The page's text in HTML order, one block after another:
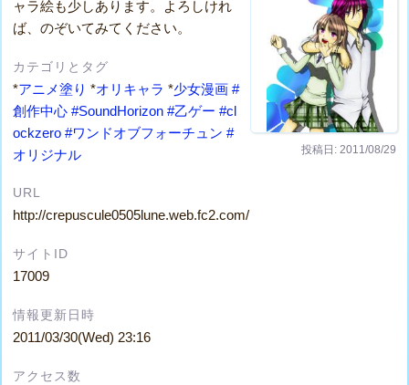
投稿日: 2011/08/29
ャラ絵も少しあります。よろしけれ
ば、のぞいてみてください。
カテゴリとタグ
*アニメ塗り *オリキャラ *少女漫画 #
創作中心 #SoundHorizon #乙ゲー #cl
ockzero #ワンドオブフォーチュン #
オリジナル
URL
http://crepuscule0505lune.web.fc2.com/
サイトID
17009
情報更新日時
2011/03/30(Wed) 23:16
アクセス数